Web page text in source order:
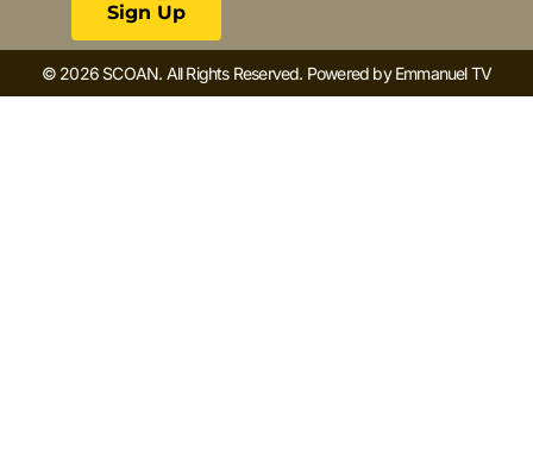
Sign Up
© 2026 SCOAN. All Rights Reserved. Powered by Emmanuel TV